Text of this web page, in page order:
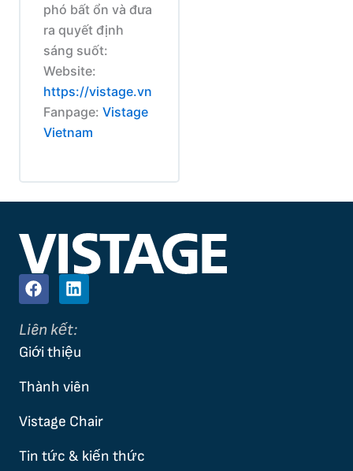
phó bất ổn và đưa
ra quyết định
sáng suốt:
Website:
https://vistage.vn
Fanpage:Vistage
Vietnam
F
a
e
b
o
k
L
i
k
e
d
i
n
Liên kết:
Giới thiệu
Thành viên
Vistage Chair
Tin tức & kiến thức